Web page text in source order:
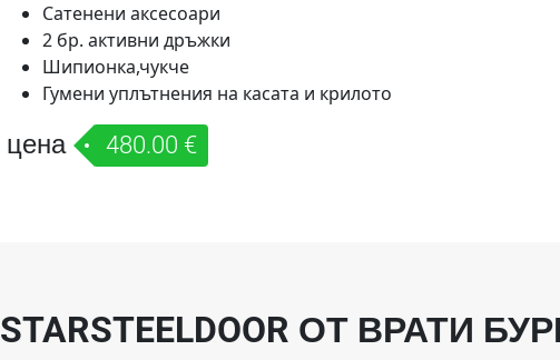
Сатенени аксесоари
2 бр. активни дръжки
Шипионка,чукче
Гумени уплътнения на касата и крилото
цена 480.00 €
STARSTEELDOOR ОТ ВРАТИ